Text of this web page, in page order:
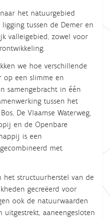
het natuurgebied
tussen de Demer en
valleigebied, zowel voor
we hoe verschillende
een slimme en
samengebracht in één
tussen het
De Vlaamse Waterweg,
en de Openbare
is een
met
het structuurherstel van de
gecreëerd voor
ook de natuurwaarden
uitgestrekt, aaneengesloten